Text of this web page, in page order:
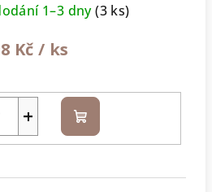
1–3 dny(3 ks)
Kč / ks
+ Do
košíku